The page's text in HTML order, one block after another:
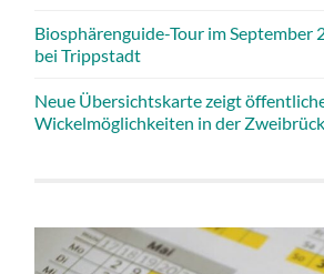
Biosphärenguide-Tour im September
bei Trippstadt
Neue Übersichtskarte zeigt
Wickelmöglichkeiten in der